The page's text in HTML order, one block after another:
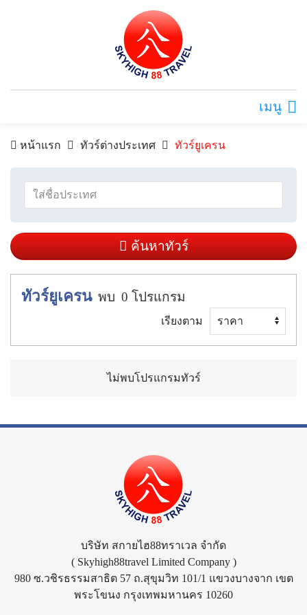
เมนู
หน้าแรก ทัวร์ต่างประเทศ ทัวร์ยูเครน
ค้นหาทัวร์
ทัวร์ยูเครน พบ 0 โปรแกรม
เรียงตาม
ไม่พบโปรแกรมทัวร์
บริษัท สกายไฮ88ทราเวล จำกัด
( Skyhigh88travel Limited Company )
980 ซ.วชิรธรรมสาธิต 57 ถ.สุขุมวิท 101/1 แขวงบางจาก เขต
พระโขนง กรุงเทพมหานคร 10260